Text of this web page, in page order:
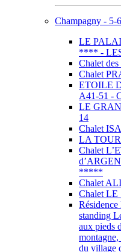
Champagny - 5-
LE
**** -
Chalet
Chalet
ETOILE
A41-51 -
LE
14
Chalet
LA
Chalet
*****
Chalet
Chalet LE
standing
aux pieds
du village